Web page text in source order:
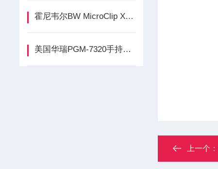
霍尼韦尔BW MicroClip XL四合一气体检测仪介绍
美国华瑞PGM-7320手持式VOC气体检测仪产品介绍
上一个：